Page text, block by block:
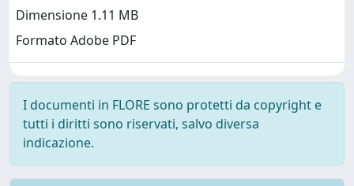
Dimensione 1.11 MB
Formato Adobe PDF
I documenti in FLORE sono protetti da copyright e
tutti i diritti sono riservati, salvo diversa
indicazione.